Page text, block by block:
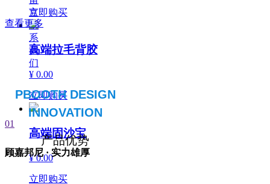
言
联
系
我
们
立即购买
高端拉毛背胶
¥ 0.00
立即购买
高端固沙宝
¥ 0.00
立即购买
查看更多
PBOOTH DESIGN
INNOVATION
产品优势
01
顾嘉邦尼 · 实力雄厚